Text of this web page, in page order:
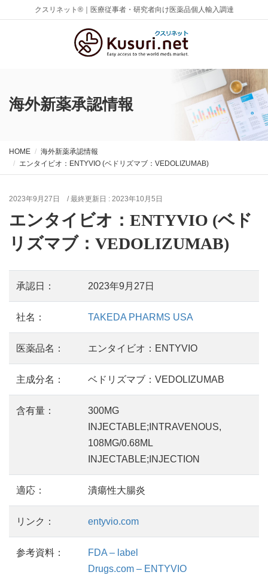
クスリネット®｜医療従事者・研究者向け医薬品個人輸入調達
海外新薬承認情報
HOME
海外新薬承認情報
エンタイビオ：ENTYVIO (ベドリズマブ：VEDOLIZUMAB)
2023年9月27日 / 最終更新日 : 2023年10月5日
エンタイビオ：ENTYVIO (ベド
リズマブ：VEDOLIZUMAB)
承認日： 2023年9月27日
社名： TAKEDA PHARMS USA
医薬品名： エンタイビオ：ENTYVIO
主成分名： ベドリズマブ：VEDOLIZUMAB
含有量：
300MG
INJECTABLE;INTRAVENOUS,
108MG/0.68ML
INJECTABLE;INJECTION
適応： 潰瘍性大腸炎
リンク： entyvio.com
参考資料：
FDA – label
Drugs.com – ENTYVIO